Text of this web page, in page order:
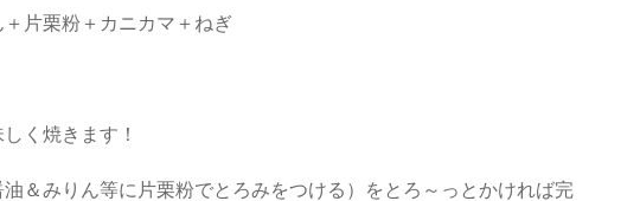
片栗粉＋カニカマ＋ねぎ
く焼きます！
＆みりん等に片栗粉でとろみをつける）をとろ～っとかければ完